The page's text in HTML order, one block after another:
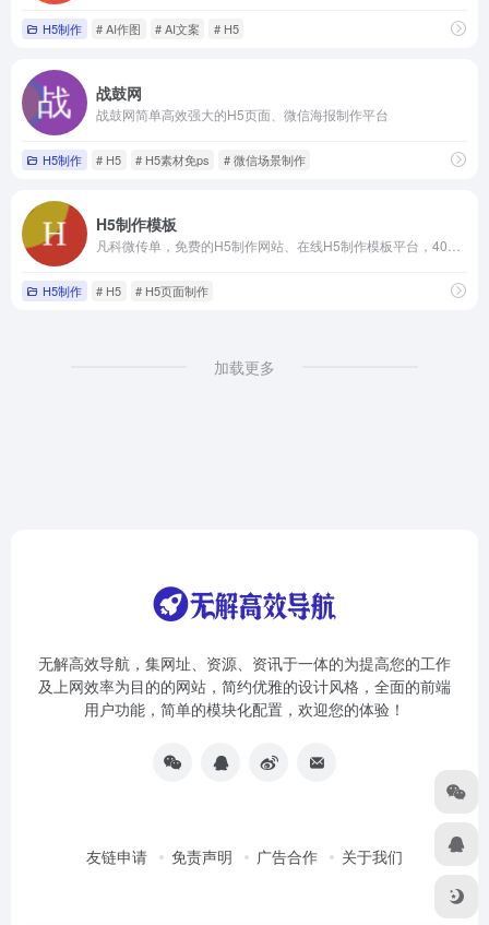
H5制作 # AI作图 # AI文案 # H5
战鼓网
战鼓网简单高效强大的H5页面、微信海报制作平台
H5制作 # H5 # H5素材免ps # 微信场景制作
H5制作模板
H5制作 # H5 # H5页面制作
加载更多
无解高效导航，集网址、资源、资讯于一体的为提高您的工作
及上网效率为目的的网站，简约优雅的设计风格，全面的前端
用户功能，简单的模块化配置，欢迎您的体验！
友链申请 免责声明 广告合作 关于我们